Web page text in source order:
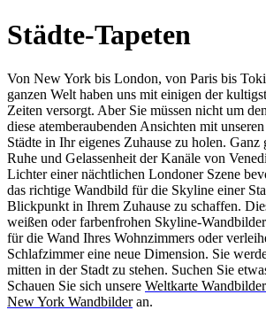
Städte-Tapeten
Von New York bis London, von Paris bis
ganzen Welt haben uns mit einigen der
Zeiten versorgt. Aber Sie müssen nicht um
diese atemberaubenden Ansichten mit
Städte in Ihr eigenes Zuhause zu holen. Ganz
Ruhe und Gelassenheit der Kanäle von
Lichter einer nächtlichen Londoner Szene
das richtige Wandbild für die Skyline einer
Blickpunkt in Ihrem Zuhause zu schaffen.
weißen oder farbenfrohen Skyline-
für die Wand Ihres Wohnzimmers oder
Schlafzimmer eine neue Dimension. Sie
mitten in der Stadt zu stehen. Suchen Sie
Schauen Sie sich unsere Weltkarte Wandbilder
New York Wandbilder an.